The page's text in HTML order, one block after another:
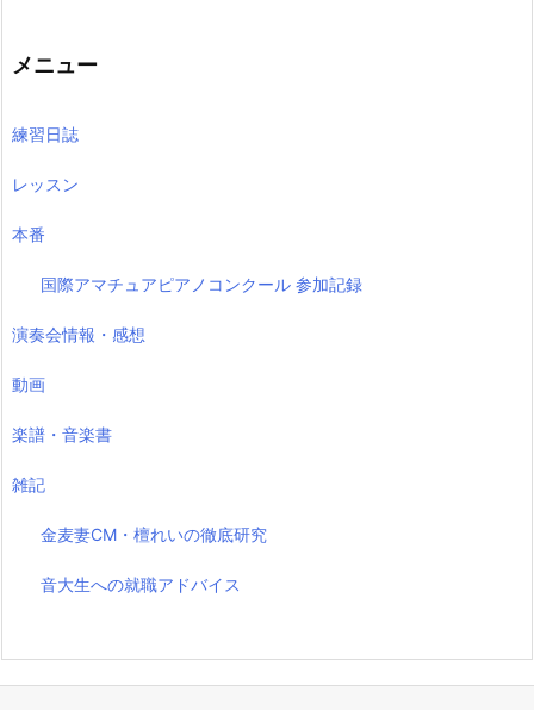
事
メニュー
練習日誌
レッスン
本番
国際アマチュアピアノコンクール 参加記録
演奏会情報・感想
動画
楽譜・音楽書
雑記
金麦妻CM・檀れいの徹底研究
音大生への就職アドバイス